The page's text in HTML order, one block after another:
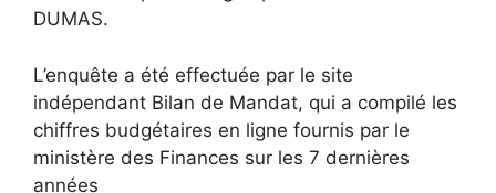
DUMAS.
L’enquête a été effectuée par le site
indépendant Bilan de Mandat, qui a compilé les
chiffres budgétaires en ligne fournis par le
ministère des Finances sur les 7 dernières
années